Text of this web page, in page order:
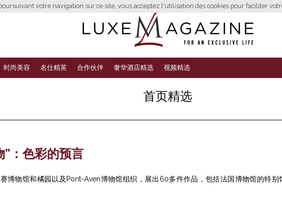
votre navigation sur ce site, vous acceptez l'utilisation des cookies pour faciliter
时尚美容 名仕精英 合作伙伴 奢华酒店精选 视频精选
首页精选
：色彩的预言
博物馆和橘园以及Pont-Aven博物馆组织，展出60多件作品，包括法国博物馆的特别